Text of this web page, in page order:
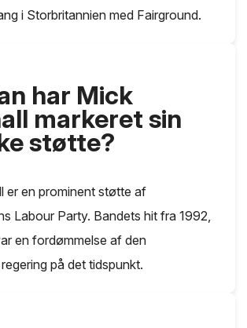
i Storbritannien med Fairground.
har Mick
markeret sin
støtte?
er en prominent støtte af
Labour Party. Bandets hit fra 1992,
en fordømmelse af den
på det tidspunkt.